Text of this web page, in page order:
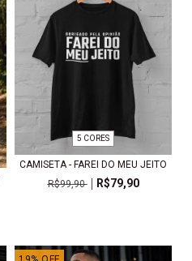
5 CORES
CAMISETA - FAREI DO MEU JEITO
R$99,90
R$79,90